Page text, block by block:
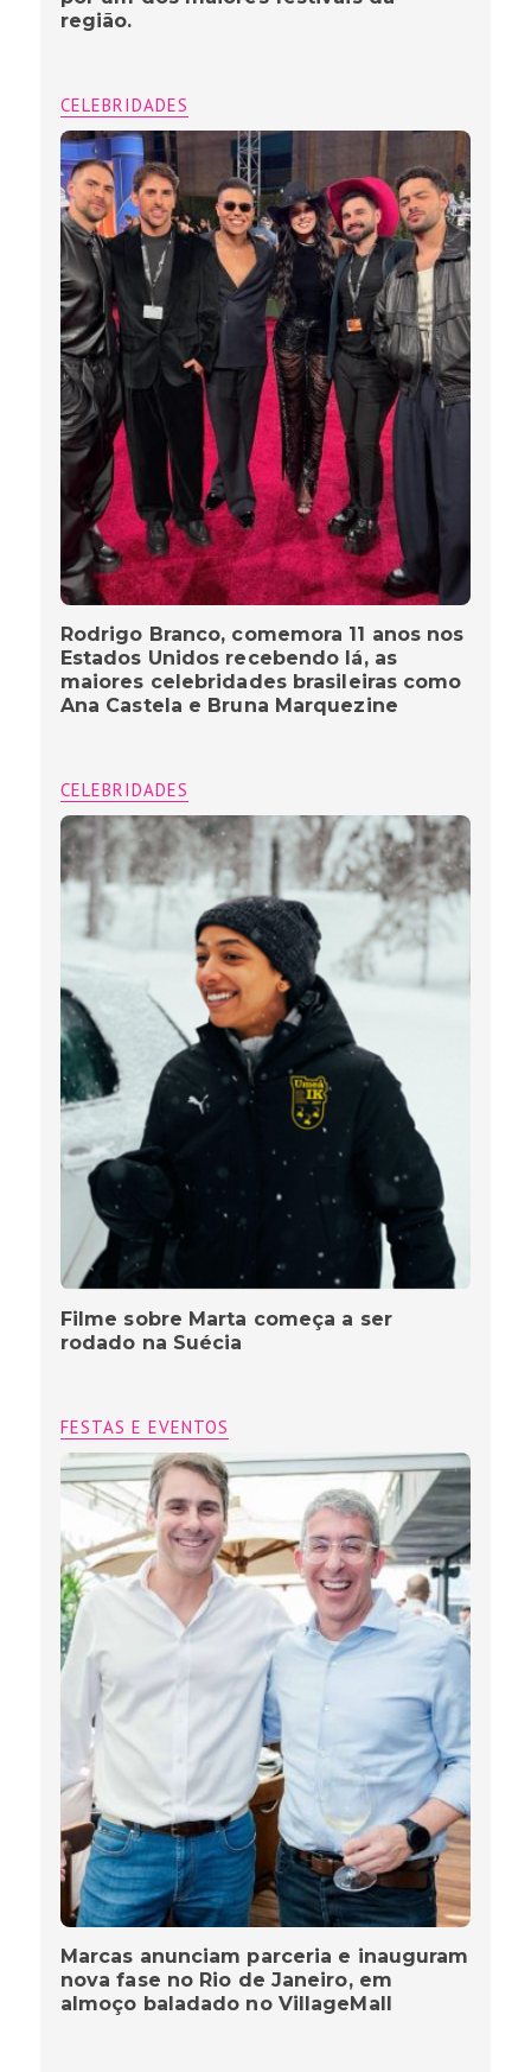
região.
CELEBRIDADES
Rodrigo Branco, comemora 11 anos nos
Estados Unidos recebendo lá, as
maiores celebridades brasileiras como
Ana Castela e Bruna Marquezine
CELEBRIDADES
Filme sobre Marta começa a ser
rodado na Suécia
FESTAS E EVENTOS
Marcas anunciam parceria e inauguram
nova fase no Rio de Janeiro, em
almoço baladado no VillageMall